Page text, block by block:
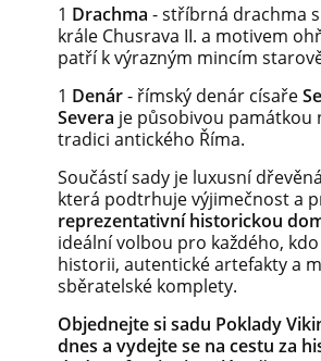
1 Drachma - stříbrná drachma
krále Chusrava II. a motivem
patří k výrazným mincím
1 Denár- římský denár císaře
Severa je působivou památkou
tradici antického Říma.
Součástí sady je luxusní
která podtrhuje výjimečnost a
reprezentativní historickou
ideální volbou pro každého,
historii, autentické artefakty a
sběratelské komplety.
Objednejte si sadu Poklady
dnes a vydejte se na cestu za